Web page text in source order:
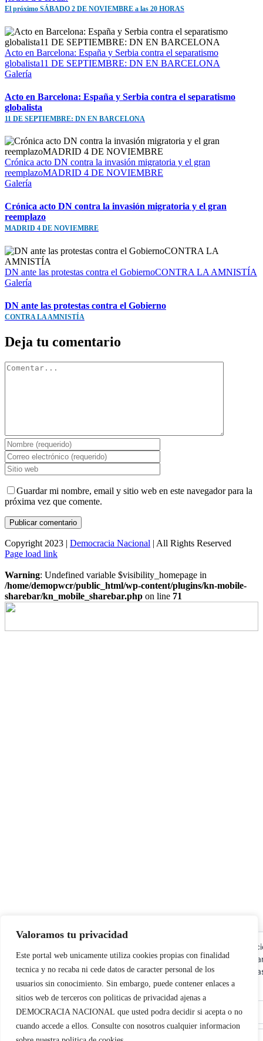
Valoramos tu privacidad
Este portal web unicamente utiliza cookies propias con finalidad
tecnica y no recaba ni cede datos de caracter personal de los
usuarios sin conocimiento. Sin embargo, puede contener enlaces a
sitios web de terceros con politicas de privacidad ajenas a
DEMOCRACIA NACIONAL que usted podra decidir si acepta o no
cuando accede a ellos. Consulte con nosotros cualquier informacion
El próximo SÁBADO 2 DE NOVIEMBRE a las 20 HORAS
Acto en Barcelona: España y Serbia contra el separatismo
globalista11 DE SEPTIEMBRE: DN EN BARCELONA
Galería
Acto en Barcelona: España y Serbia contra el separatismo
globalista
11 DE SEPTIEMBRE: DN EN BARCELONA
Crónica acto DN contra la invasión migratoria y el gran
reemplazoMADRID 4 DE NOVIEMBRE
Galería
Crónica acto DN contra la invasión migratoria y el gran
reemplazo
MADRID 4 DE NOVIEMBRE
DN ante las protestas contra el GobiernoCONTRA LA AMNISTÍA
Galería
DN ante las protestas contra el Gobierno
CONTRA LA AMNISTÍA
Deja tu comentario
Comentar
Guardar mi nombre, email y sitio web en este navegador para la
próxima vez que comente.
Copyright 2023 | Democracia Nacional | All Rights Reserved
Facebook
Twitter
Instagram
Page load link
Warning: Undefined variable $visibility_homepage in
/home/demopwcr/public_html/wp-content/plugins/kn-mobile-
sharebar/kn_mobile_sharebar.php on line 71
Utilizamos cookies propias y de terceros para garantizar el
la web, medir su uso y mejorar nuestros servicios. Puede
cookies, rechazar las no necesarias o configurar sus
cookies
Aceptar todo